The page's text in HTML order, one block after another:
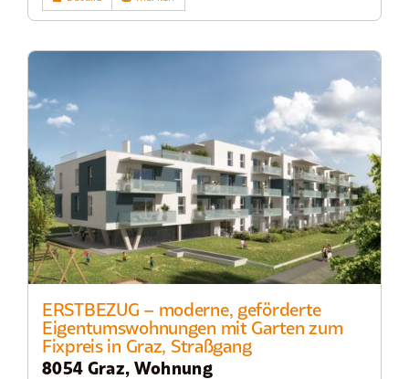
ERSTBEZUG – moderne, geförderte
Eigentumswohnungen mit Garten zum
Fixpreis in Graz, Straßgang
8054 Graz, Wohnung